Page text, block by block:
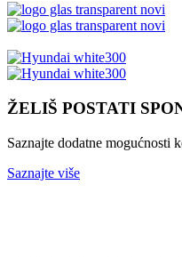
ŽELIŠ POSTATI
Saznajte dodatne mogućnosti
Saznajte više